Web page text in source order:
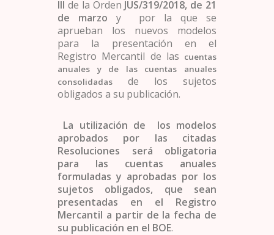
III de la Orden JUS/319/2018, de 21
de marzoy por la que se
aprueban los nuevos modelos
para la presentación en el
Registro Mercantil de las cuentas
anuales y de las cuentas anuales
consolidadas
de los sujetos
obligados a su publicación.
La utilización de los modelos
aprobados por las citadas
Resoluciones será obligatoria
para las cuentas anuales
formuladas y aprobadas por los
sujetos obligados, que sean
presentadas en el Registro
Mercantil a partir de la fecha de
su publicación en el BOE.